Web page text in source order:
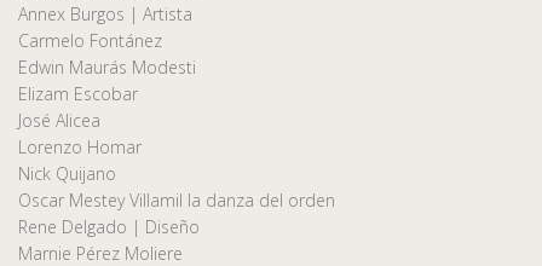
Annex Burgos | Artista
Carmelo Fontánez
Edwin Maurás Modesti
Elizam Escobar
José Alicea
Lorenzo Homar
Nick Quijano
Oscar Mestey Villamil la danza del orden
Rene Delgado | Diseño
Marnie Pérez Moliere